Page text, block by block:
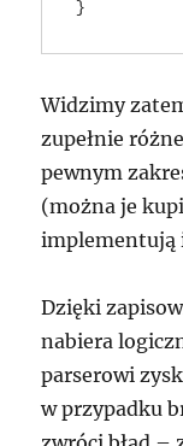
Widzimy
zupełnie
pewnym
(można je
implementują
Dzięki
nabiera
parserowi
w przypadku